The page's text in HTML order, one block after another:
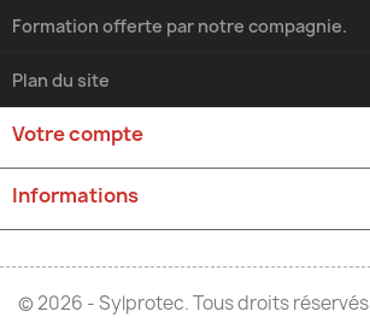
Formation offerte par notre compagnie.
Plan du site
Votre compte
Informations
© 2026 - Sylprotec. Tous droits réservés